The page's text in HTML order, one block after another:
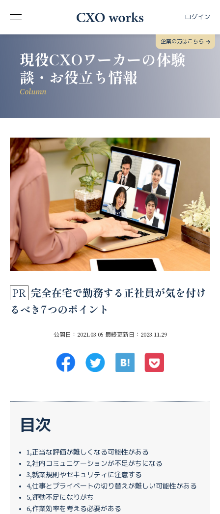
ログイン
企業の方はこちら
現役CXOワーカーの体験
談・お役立ち情報
Column
完全在宅で勤務する正社員が気を付け
るべき7つのポイント
公開日：2021.03.05 最終更新日：2023.11.29
目次
1,正当な評価が難しくなる可能性がある
2,社内コミュニケーションが不足がちになる
3,就業規則やセキュリティに注意する
4,仕事とプライベートの切り替えが難しい可能性がある
5,運動不足になりがち
6,作業効率を考える必要がある